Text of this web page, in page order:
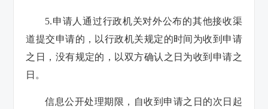
5.申请人通过行政机关对外公布的其他接收渠
道提交申请的，以行政机关规定的时间为收到申请
之日，没有规定的，以双方确认之日为收到申请之
日。
信息公开处理期限，自收到申请之日的次日起